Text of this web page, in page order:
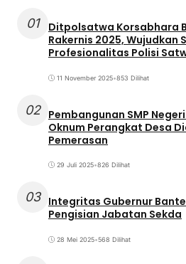
01
Ditpolsatwa Korsabhara
Rakernis 2025, Wujudkan
Profesionalitas Polisi
11 November 2025•853 Dilihat
02 Pembangunan SMP
Oknum Perangkat Desa
Pemerasan
29 Juli 2025•826 Dilihat
03 Integritas Gubernur
Pengisian Jabatan Sekda
28 Mei 2025•568 Dilihat